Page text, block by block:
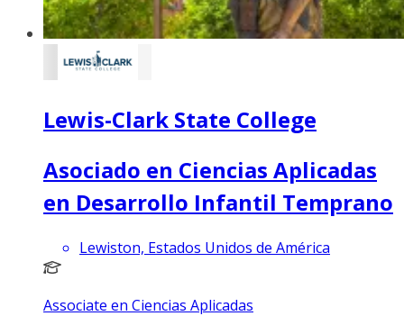
Lewis-Clark State College
Asociado en Ciencias Aplicadas
en Desarrollo Infantil Temprano
Lewiston, Estados Unidos de América
Associate en Ciencias Aplicadas